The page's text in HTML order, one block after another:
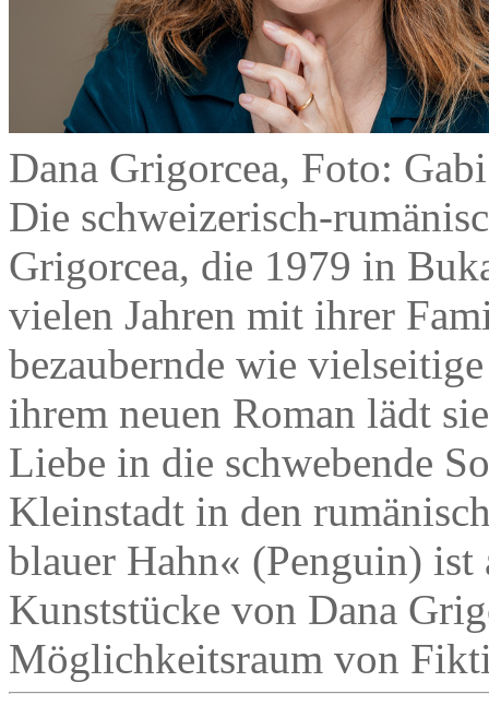
Dana Grigorcea, Foto:
Die schweizerisch-
Grigorcea, die 1979 in
vielen Jahren mit ihrer
bezaubernde wie
ihrem neuen Roman lädt
Liebe in die schwebende
Kleinstadt in den
blauer Hahn« (Penguin) ist
Kunststücke von Dana
Möglichkeitsraum von